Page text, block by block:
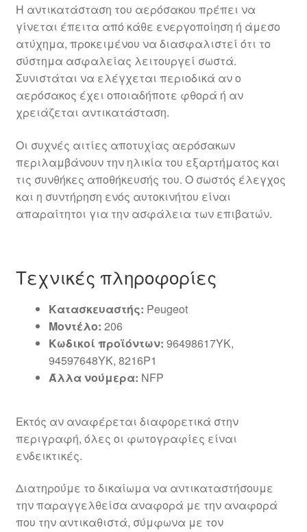
Η αντικατάσταση του αερόσακου πρέπει να
γίνεται έπειτα από κάθε ενεργοποίηση ή άμεσο
ατύχημα, προκειμένου να διασφαλιστεί ότι το
σύστημα ασφαλείας λειτουργεί σωστά.
Συνιστάται να ελέγχεται περιοδικά αν ο
αερόσακος έχει οποιαδήποτε φθορά ή αν
χρειάζεται αντικατάσταση.
Οι συχνές αιτίες αποτυχίας αερόσακων
περιλαμβάνουν την ηλικία του εξαρτήματος και
τις συνθήκες αποθήκευσής του. Ο σωστός έλεγχος
και η συντήρηση ενός αυτοκινήτου είναι
απαραίτητοι για την ασφάλεια των επιβατών.
Τεχνικές πληροφορίες
Κατασκευαστής: Peugeot
Μοντέλο: 206
Κωδικοί προϊόντων: 96498617YK,
94597648YK, 8216P1
Άλλα νούμερα: NFP
Εκτός αν αναφέρεται διαφορετικά στην
περιγραφή, όλες οι φωτογραφίες είναι
ενδεικτικές.
Διατηρούμε το δικαίωμα να αντικαταστήσουμε
την παραγγελθείσα αναφορά με την αναφορά
που την αντικαθιστά, σύμφωνα με τον